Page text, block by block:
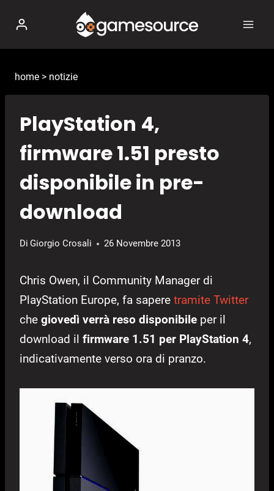
contenuto
home > notizie
PlayStation 4,
firmware 1.51 presto
disponibile in pre-
download
Di Giorgio Crosali 26 Novembre 2013
Chris Owen, il Community Manager di
PlayStation Europe, fa sapere tramite Twitter
che giovedì verrà reso disponibile per il
download il firmware 1.51 per PlayStation 4,
indicativamente verso ora di pranzo.